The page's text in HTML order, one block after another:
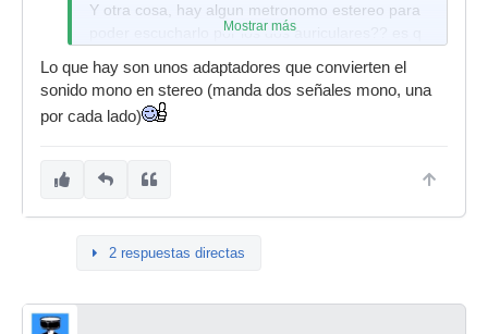
Y otra cosa, hay algun metronomo estereo para
poder escucharlo por los dos auriculares?? es q
oirlos y aclararme.
Venga un saludo.
Mostrar más
Lo que hay son unos adaptadores que convierten el
sonido mono en stereo (manda dos señales mono, una
por cada lado)
2 respuestas directas